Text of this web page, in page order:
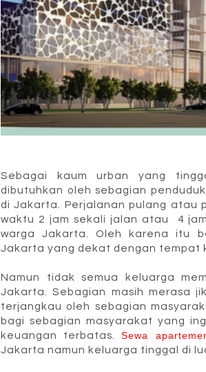
Sebagai kaum urban yang
dibutuhkan oleh sebagian
di Jakarta. Perjalanan pulang atau
waktu 2 jam sekali jalan atau 4
warga Jakarta. Oleh karena itu
Jakarta yang dekat dengan tempat
Namun tidak semua keluarga
Jakarta. Sebagian masih merasa
terjangkau oleh sebagian
bagi sebagian masyarakat yang
keuangan terbatas.
Sewa
Jakarta namun keluarga tinggal di